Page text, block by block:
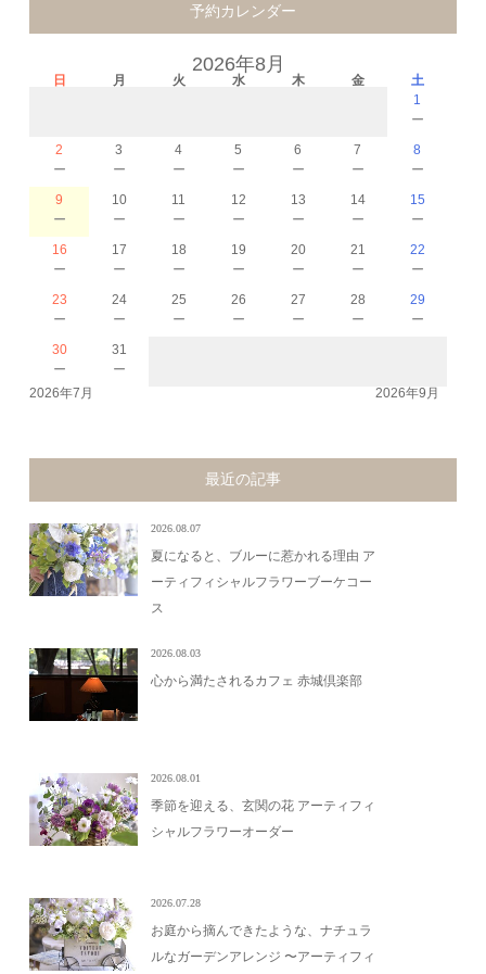
予約カレンダー
2026年8月
日 月 火 水 木 金
土
1
－
2
－
3
－
4
－
5
－
6
－
7
－
8
－
9
－
10
－
11
－
12
－
13
－
14
－
15
－
16
－
17
－
18
－
19
－
20
－
21
－
22
－
23
－
24
－
25
－
26
－
27
－
28
－
29
－
30
－
31
－
2026年7月 2026年9月
最近の記事
2026.08.07
夏になると、ブルーに惹かれる理由 ア
ーティフィシャルフラワーブーケコー
ス
2026.08.03
心から満たされるカフェ 赤城倶楽部
2026.08.01
季節を迎える、玄関の花 アーティフィ
シャルフラワーオーダー
2026.07.28
お庭から摘んできたような、ナチュラ
ルなガーデンアレンジ 〜アーティフィ